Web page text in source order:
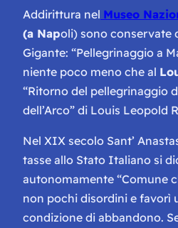
Addirittura nel Museo
(a Napoli) sono conservate
Gigante: “Pellegrinaggio a
niente poco meno che al
“Ritorno del pellegrinaggio
dell’Arco” di Louis Leopold
Nel XIX secolo Sant’
tasse allo Stato Italiano si
autonomamente “Comune
non pochi disordini e favorì
condizione di abbandono.